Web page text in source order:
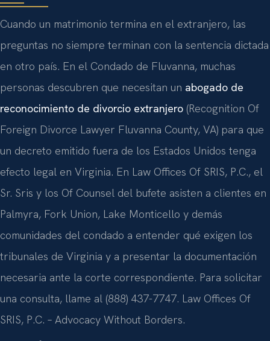
Cuando un matrimonio termina en el extranjero, las
preguntas no siempre terminan con la sentencia dictada
en otro país. En el Condado de Fluvanna, muchas
personas descubren que necesitan un abogado de
reconocimiento de divorcio extranjero (Recognition Of
Foreign Divorce Lawyer Fluvanna County, VA) para que
un decreto emitido fuera de los Estados Unidos tenga
efecto legal en Virginia. En Law Offices Of SRIS, P.C., el
Sr. Sris y los Of Counsel del bufete asisten a clientes en
Palmyra, Fork Union, Lake Monticello y demás
comunidades del condado a entender qué exigen los
tribunales de Virginia y a presentar la documentación
necesaria ante la corte correspondiente. Para solicitar
una consulta, llame al (888) 437-7747. Law Offices Of
SRIS, P.C. – Advocacy Without Borders.